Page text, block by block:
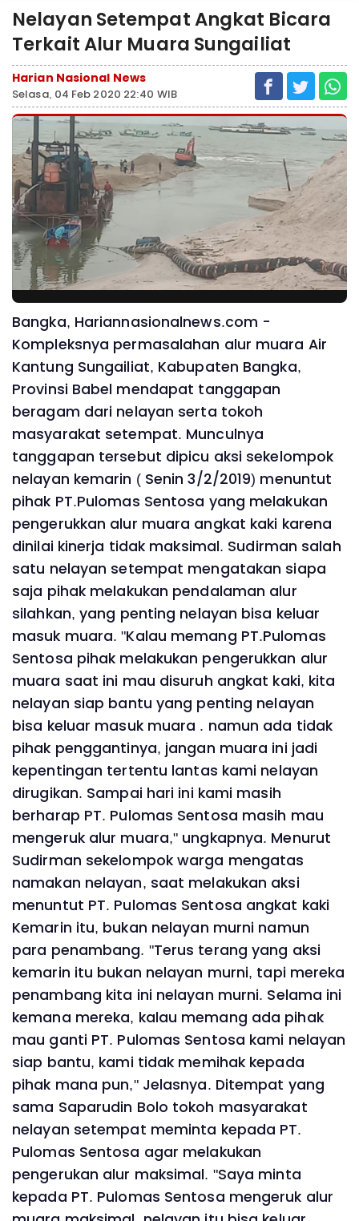
Nelayan Setempat Angkat Bicara
Terkait Alur Muara Sungailiat
Harian Nasional News
Selasa, 04 Feb 2020 22:40 WIB
Bangka, Hariannasionalnews.com -
Kompleksnya permasalahan alur muara Air
Kantung Sungailiat, Kabupaten Bangka,
Provinsi Babel mendapat tanggapan
beragam dari nelayan serta tokoh
masyarakat setempat. Munculnya
tanggapan tersebut dipicu aksi sekelompok
nelayan kemarin ( Senin 3/2/2019) menuntut
pihak PT.Pulomas Sentosa yang melakukan
pengerukkan alur muara angkat kaki karena
dinilai kinerja tidak maksimal. Sudirman salah
satu nelayan setempat mengatakan siapa
saja pihak melakukan pendalaman alur
silahkan, yang penting nelayan bisa keluar
masuk muara. "Kalau memang PT.Pulomas
Sentosa pihak melakukan pengerukkan alur
muara saat ini mau disuruh angkat kaki, kita
nelayan siap bantu yang penting nelayan
bisa keluar masuk muara . namun ada tidak
pihak penggantinya, jangan muara ini jadi
kepentingan tertentu lantas kami nelayan
dirugikan. Sampai hari ini kami masih
berharap PT. Pulomas Sentosa masih mau
mengeruk alur muara," ungkapnya. Menurut
Sudirman sekelompok warga mengatas
namakan nelayan, saat melakukan aksi
menuntut PT. Pulomas Sentosa angkat kaki
Kemarin itu, bukan nelayan murni namun
para penambang. "Terus terang yang aksi
kemarin itu bukan nelayan murni, tapi mereka
penambang kita ini nelayan murni. Selama ini
kemana mereka, kalau memang ada pihak
mau ganti PT. Pulomas Sentosa kami nelayan
siap bantu, kami tidak memihak kepada
pihak mana pun," Jelasnya. Ditempat yang
sama Saparudin Bolo tokoh masyarakat
nelayan setempat meminta kepada PT.
Pulomas Sentosa agar melakukan
pengerukan alur maksimal. "Saya minta
kepada PT. Pulomas Sentosa mengeruk alur